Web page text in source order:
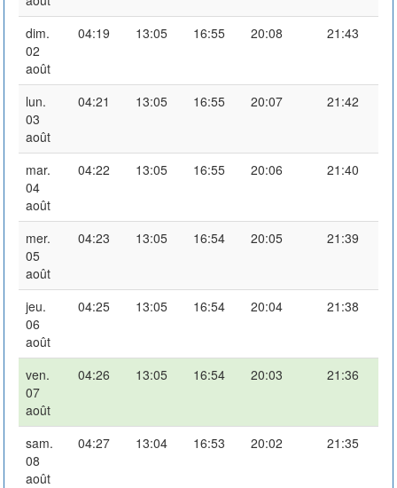
dim.
02
août
04:19 13:05 16:55 20:08 21:43
lun.
03
août
04:21 13:05 16:55 20:07 21:42
mar.
04
août
04:22 13:05 16:55 20:06 21:40
mer.
05
août
04:23 13:05 16:54 20:05 21:39
jeu.
06
août
04:25 13:05 16:54 20:04 21:38
ven.
07
août
04:26 13:05 16:54 20:03 21:36
sam.
08
août
04:27 13:04 16:53 20:02 21:35